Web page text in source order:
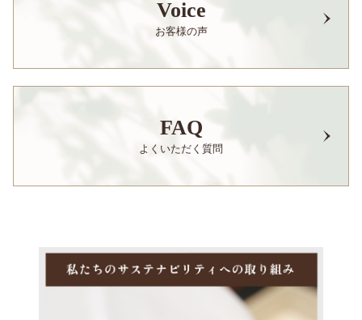
Voice
お客様の声
FAQ
よくいただく質問